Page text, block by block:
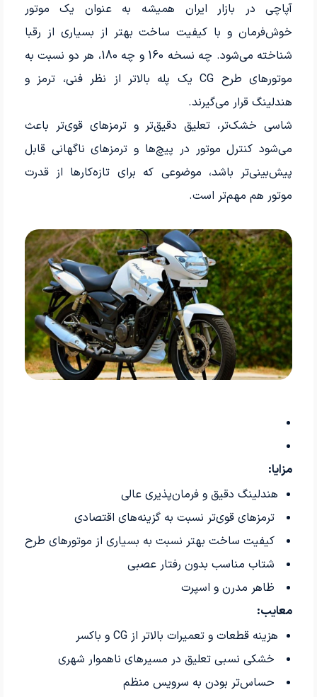
آپاچی در بازار ایران همیشه به عنوان یک موتور
خوش‌فرمان و با کیفیت ساخت بهتر از بسیاری از رقبا
شناخته می‌شود. چه نسخه 160 و چه 180، هر دو نسبت به
موتورهای طرح CG یک پله بالاتر از نظر فنی، ترمز و
هندلینگ قرار می‌گیرند.
شاسی خشک‌تر، تعلیق دقیق‌تر و ترمزهای قوی‌تر باعث
می‌شود کنترل موتور در پیچ‌ها و ترمزهای ناگهانی قابل
پیش‌بینی‌تر باشد، موضوعی که برای تازه‌کارها از قدرت
موتور هم مهم‌تر است.
مزایا:
هندلینگ دقیق و فرمان‌پذیری عالی
ترمزهای قوی‌تر نسبت به گزینه‌های اقتصادی
کیفیت ساخت بهتر نسبت به بسیاری از موتورهای طرح
شتاب مناسب بدون رفتار عصبی
ظاهر مدرن و اسپرت
معایب:
هزینه قطعات و تعمیرات بالاتر از CG و باکسر
خشکی نسبی تعلیق در مسیرهای ناهموار شهری
حساس‌تر بودن به سرویس منظم